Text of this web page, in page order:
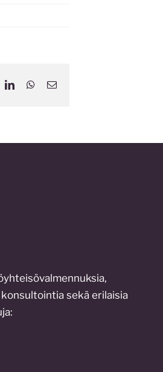
LinkedInWhatsAppSähköposti
sekä erilaisia